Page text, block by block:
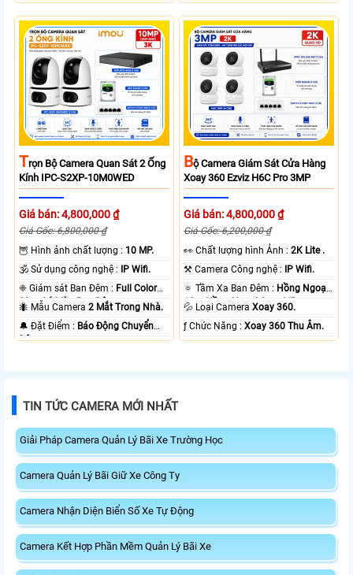
TRọn Bộ Camera Quan Sát 2 Ống
Kính IPC-S2XP-10M0WED
Giá bán: 4,800,000 ₫
Giá Gốc: 6,800,000 ₫
🦉 Hình ảnh chất lượng : 10 MP.
🕉️ Sử dụng công nghệ :
IP Wifi.
❈ Giám sát Ban Đêm : Full Color
20m Có Màu Ban Ðêm.
🐜 Mẫu Camera2 Mắt Trong Nhà.
️🔔 Đặt Điểm : Báo Động Chuyển
Động.
BỘ Camera Giám Sát Cửa Hàng
Xoay 360 Ezviz H6C Pro 3MP
Giá bán: 4,800,000 ₫
Giá Gốc: 6,200,000 ₫
️👀 Chất lượng hình Ảnh :2K Lite .
⚒ Camera Công nghệ :
IP Wifi.
🔅 Tầm Xa Ban Đêm : Hồng Ngoại
10m Hồng Ngoại Smart IR.
💦 Loại CameraXoay 360.
️ƒ Chức Năng :Xoay 360 Thu Âm.
TIN TỨC CAMERA MỚI NHẤT
Giải Pháp Camera Quản Lý Bãi Xe Trường Học
Camera Quản Lý Bãi Giữ Xe Công Ty
Camera Nhận Diện Biển Số Xe Tự Động
Camera Kết Hợp Phần Mềm Quản Lý Bãi Xe